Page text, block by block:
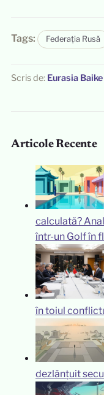
Tags: Federația Rusă
Scris de: Eurasia Baike
Articole Recente
calculată?
într-un Golf în
în toiul
dezlănțuit